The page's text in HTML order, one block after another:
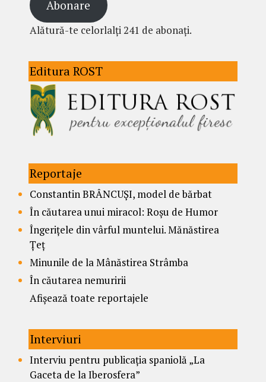
Abonare
Alătură-te celorlalți 241 de abonați.
Editura ROST
Reportaje
Constantin BRÂNCUȘI, model de bărbat
În căutarea unui miracol: Roșu de Humor
Îngerițele din vârful muntelui. Mănăstirea
Țeț
Minunile de la Mânăstirea Strâmba
În căutarea nemuririi
Afișează toate reportajele
Interviuri
Interviu pentru publicația spaniolă „La
Gaceta de la Iberosfera”